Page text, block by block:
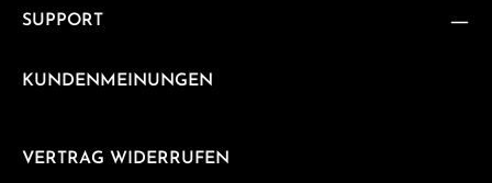
SUPPORT
KUNDENMEINUNGEN
VERTRAG WIDERRUFEN